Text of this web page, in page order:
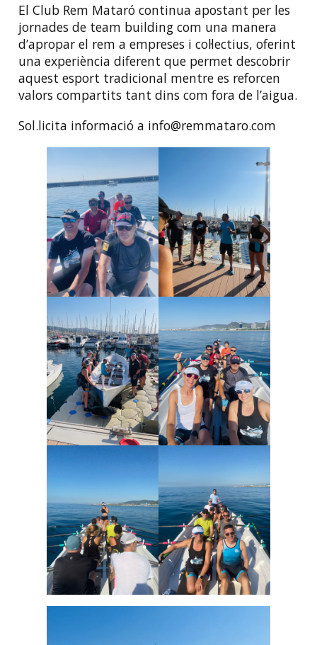
El Club Rem Mataró continua apostant per les
jornades de team building com una manera
d’apropar el rem a empreses i col·lectius, oferint
una experiència diferent que permet descobrir
aquest esport tradicional mentre es reforcen
valors compartits tant dins com fora de l’aigua.
Sol.licita informació a info@remmataro.com